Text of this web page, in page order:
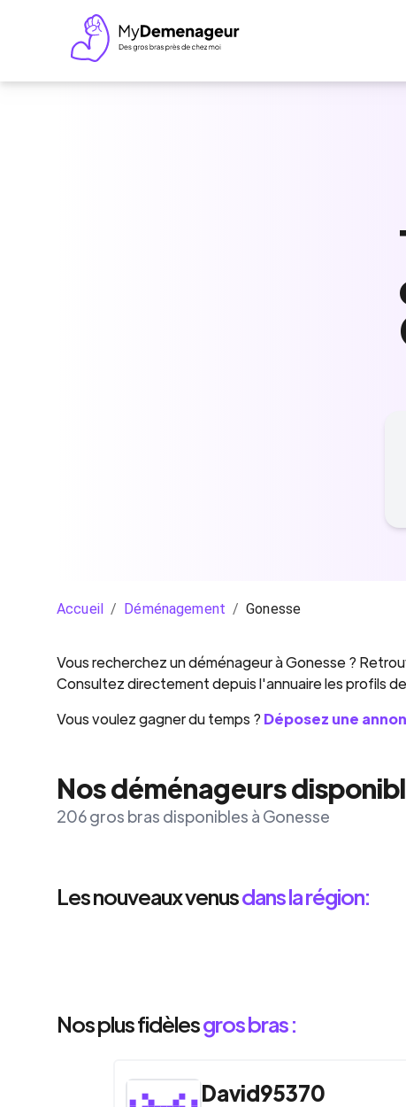
Accueil / Déménagement / Gonesse
Vous recherchez undéménageuràGonesse?
Consultez directement depuis l'annuaire les profils
Vous voulez gagner du temps ? Déposez une
Nos déménageurs
206 gros bras disponibles à Gonesse
Les nouveaux venusdans la région:
Nos plus fidèlesgros bras :
David95370